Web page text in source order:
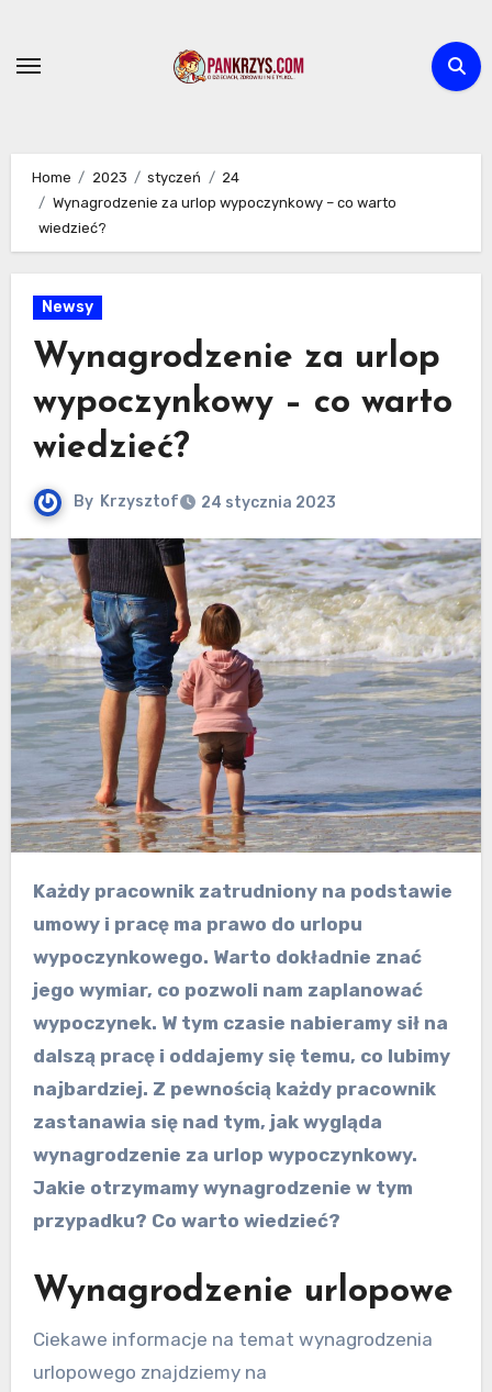
content
Home 2023 styczeń
24
Wynagrodzenie za urlop wypoczynkowy – co warto
wiedzieć?
Newsy
Wynagrodzenie za urlop
wypoczynkowy – co warto
wiedzieć?
By Krzysztof 24 stycznia 2023
Każdy pracownik zatrudniony na podstawie
umowy i pracę ma prawo do urlopu
wypoczynkowego. Warto dokładnie znać
jego wymiar, co pozwoli nam zaplanować
wypoczynek. W tym czasie nabieramy sił na
dalszą pracę i oddajemy się temu, co lubimy
najbardziej. Z pewnością każdy pracownik
zastanawia się nad tym, jak wygląda
wynagrodzenie za urlop wypoczynkowy.
Jakie otrzymamy wynagrodzenie w tym
przypadku? Co warto wiedzieć?
Wynagrodzenie urlopowe
Ciekawe informacje na temat wynagrodzenia
urlopowego znajdziemy na